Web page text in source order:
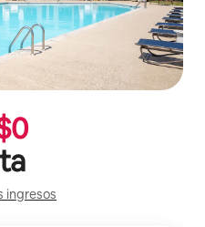
0
ingresos